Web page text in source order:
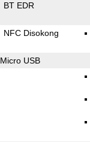
BT EDR
NFC Disokong
Micro USB